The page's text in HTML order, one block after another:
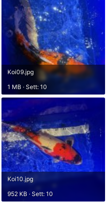
Koi09.jpg
1 MB · Sett: 10
Koi10.jpg
952 KB · Sett: 10